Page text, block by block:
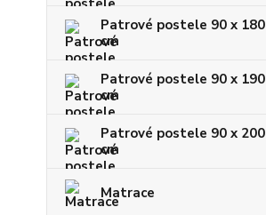
Patrové postele 90 x 180
cm
Patrové postele 90 x 190
cm
Patrové postele 90 x 200
cm
Matrace